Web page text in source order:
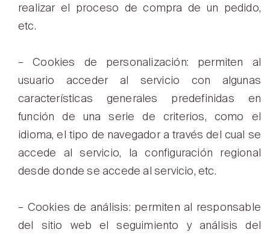
realizar el proceso de compra de un pedido,
etc.
– Cookies de personalización: permiten al
usuario acceder al servicio con algunas
características generales predefinidas en
función de una serie de criterios, como el
idioma, el tipo de navegador a través del cual se
accede al servicio, la configuración regional
desde donde se accede al servicio, etc.
– Cookies de análisis: permiten al responsable
del sitio web el seguimiento y análisis del